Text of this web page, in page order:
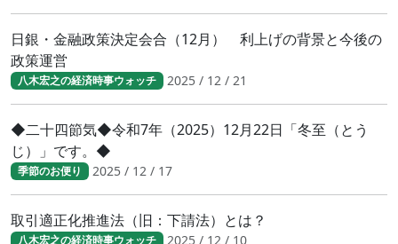
日銀・金融政策決定会合（12月） 利上げの背景と今後の
政策運営
八木宏之の経済時事ウォッチ 2025 / 12 / 21
◆二十四節気◆令和7年（2025）12月22日「冬至（とう
じ）」です。◆
季節のお便り 2025 / 12 / 17
取引適正化推進法（旧：下請法）とは？
八木宏之の経済時事ウォッチ 2025 / 12 / 10